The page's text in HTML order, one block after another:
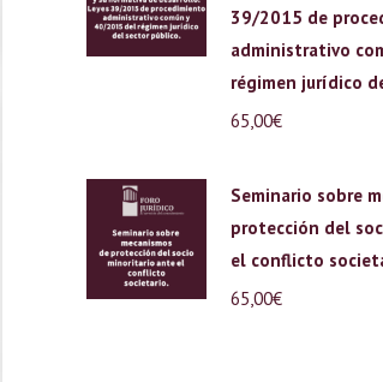
39/2015 de
administrativo
régimen jurídico
65,00€
Seminario sobre
protección del
el conflicto
65,00€